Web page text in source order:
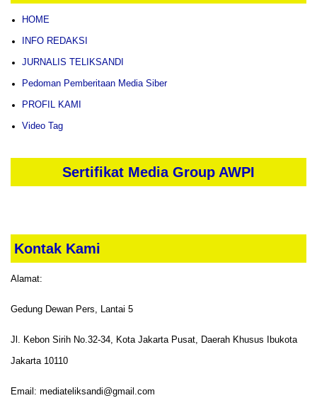
HOME
INFO REDAKSI
JURNALIS TELIKSANDI
Pedoman Pemberitaan Media Siber
PROFIL KAMI
Video Tag
Sertifikat Media Group AWPI
Kontak Kami
Alamat:
Gedung Dewan Pers, Lantai 5
Jl. Kebon Sirih No.32-34, Kota Jakarta Pusat, Daerah Khusus Ibukota
Jakarta 10110
Email: mediateliksandi@gmail.com